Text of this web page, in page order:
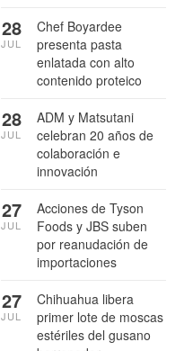
Chef Boyardee
presenta pasta
enlatada con alto
contenido proteico
28
JUL
ADM y Matsutani
celebran 20 años de
colaboración e
innovación
28
JUL
Acciones de Tyson
Foods y JBS suben
por reanudación de
importaciones
27
JUL
Chihuahua libera
primer lote de moscas
estériles del gusano
27
JUL